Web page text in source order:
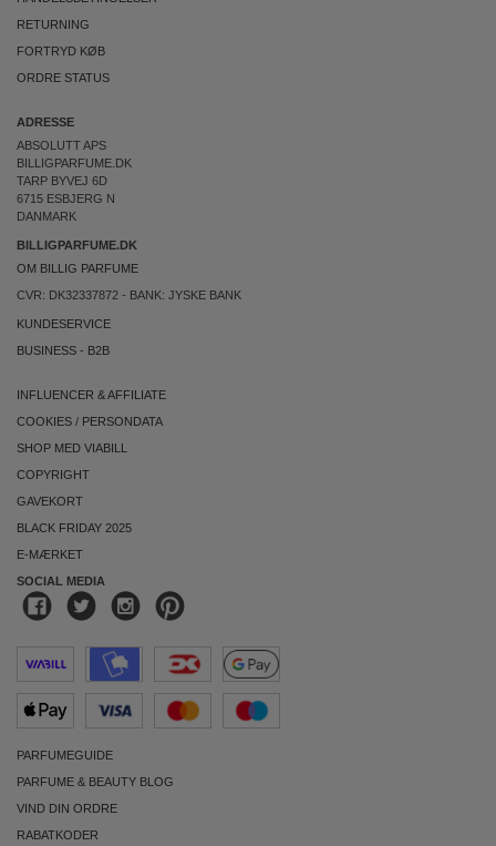
RETURNING
FORTRYD KØB
ORDRE STATUS
ADRESSE
ABSOLUTT APS
BILLIGPARFUME.DK
TARP BYVEJ 6D
6715 ESBJERG N
DANMARK
BILLIGPARFUME.DK
OM BILLIG PARFUME
CVR: DK32337872 - BANK: JYSKE BANK
KUNDESERVICE
BUSINESS - B2B
INFLUENCER & AFFILIATE
COOKIES / PERSONDATA
SHOP MED VIABILL
COPYRIGHT
GAVEKORT
BLACK FRIDAY 2025
E-MÆRKET
SOCIAL MEDIA
PARFUMEGUIDE
PARFUME & BEAUTY BLOG
VIND DIN ORDRE
RABATKODER